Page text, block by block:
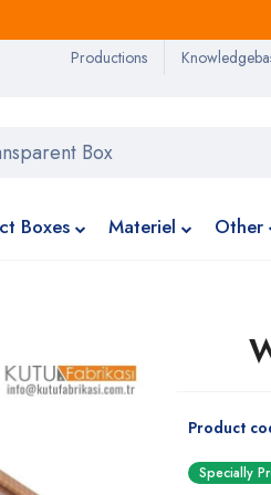
Productions
Boxes Materiel Other
Product
Specially